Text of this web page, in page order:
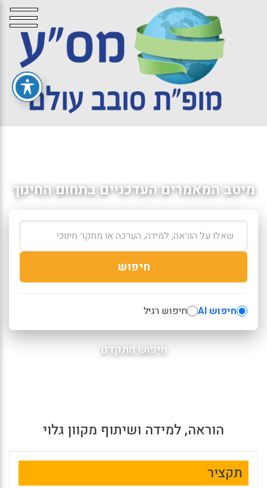
מיטב המאמרים העדכניים בתחום החינוך
חיפוש
חיפוש AI חיפוש רגיל
חיפוש מתקדם
הוראה, למידה ושיתוף מקוון גלוי
תקציר